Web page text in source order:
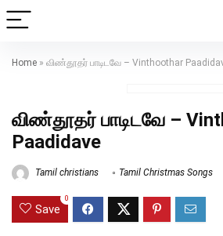
Home » விண்தூதர் பாடிடவே – Vinthoothar
விண்தூதர் பாடிடவே –
Paadidave
Tamil christians Tamil Christmas Songs
Save
0